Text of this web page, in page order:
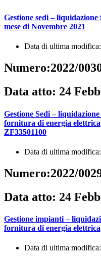
Gestione sedi –
mese di Novembre 2021
Data di ultima
Numero:2022/
Data atto: 24
Gestione Sedi –
fornitura di energia
ZF33501100
Data di ultima
Numero:2022/
Data atto: 24
Gestione impianti –
fornitura di energia
Data di ultima